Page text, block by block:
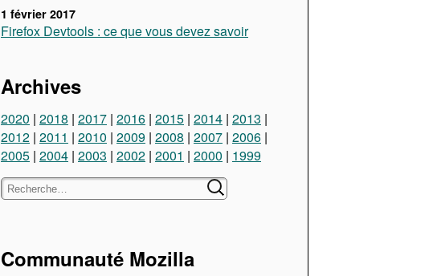
1 février 2017
Firefox Devtools : ce que vous devez savoir
Archives
2020 2018 2017 2016 2015 2014 2013
2012 2011 2010 2009 2008 2007 2006
2005 2004 2003 2002 2001 2000 1999
Communauté Mozilla